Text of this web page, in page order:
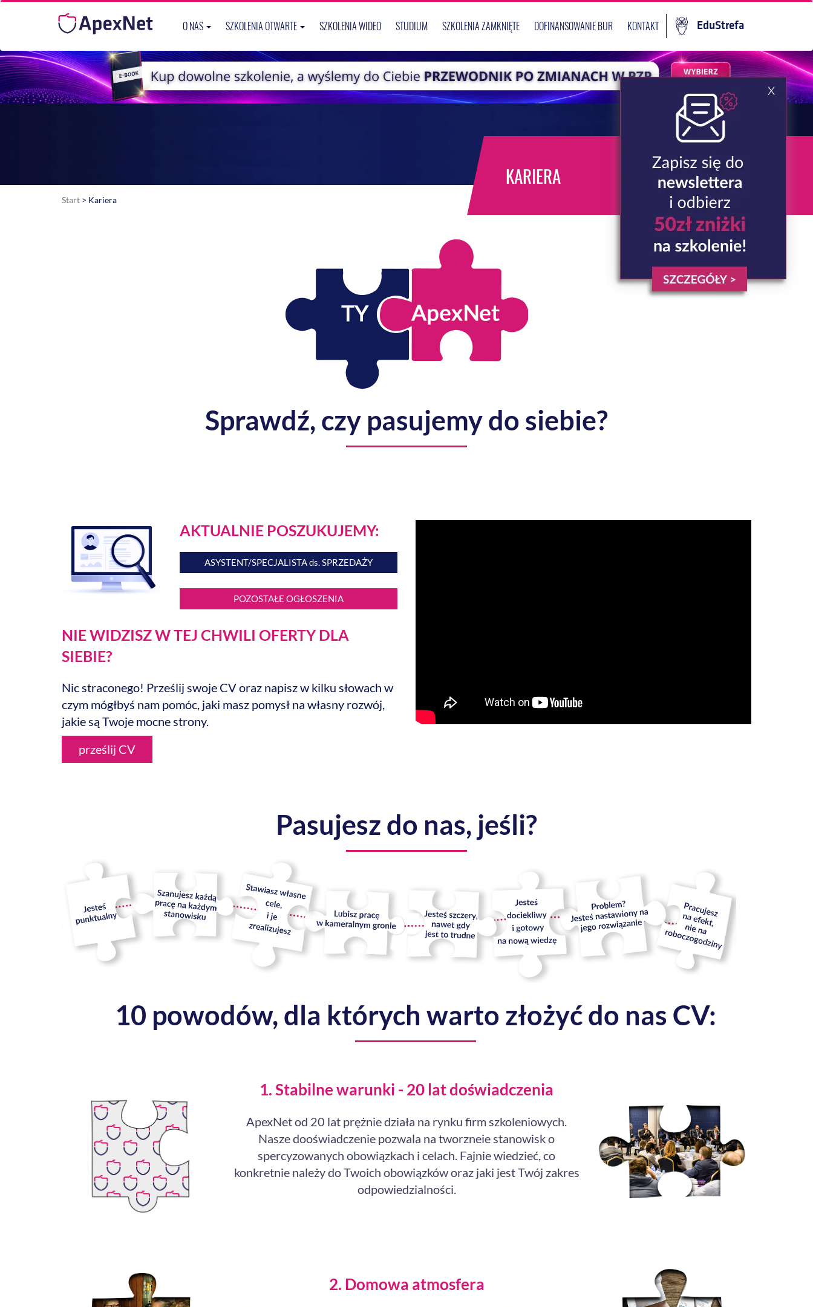
O NAS SZKOLENIA OTWARTE SZKOLENIA WIDEO STUDIUM SZKOLENIA ZAMKNIĘTE DOFINANSOWANIE BUR KONTAKT EduStrefa
Start > Kariera
KARIERA
Sprawdź, czy pasujemy do siebie?
AKTUALNIE POSZUKUJEMY:
ASYSTENT/SPECJALISTA ds. SPRZEDAŻY
POZOSTAŁE OGŁOSZENIA
NIE WIDZISZ W TEJ CHWILI OFERTY DLA
SIEBIE?
Nic straconego! Prześlij swoje CV oraz napisz w kilku słowach w
czym mógłbyś nam pomóc, jaki masz pomysł na własny rozwój,
jakie są Twoje mocne strony.
prześlij CV
Pasujesz do nas, jeśli?
10 powodów, dla których warto złożyć do nas CV:
1. Stabilne warunki - 20 lat doświadczenia
ApexNet od 20 lat prężnie działa na rynku firm szkoleniowych.
Nasze dooświadczenie pozwala na tworzneie stanowisk o
spercyzowanych obowiązkach i celach. Fajnie wiedzieć, co
konkretnie należy do Twoich obowiązków oraz jaki jest Twój zakres
odpowiedzialności.
2. Domowa atmosfera